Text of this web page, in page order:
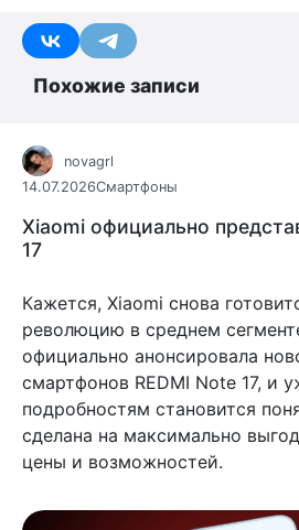
Похожие записи
novagrl
14.07.2026Смартфоны
Xiaomi официально
17
Кажется, Xiaomi снова
революцию в среднем
официально анонсировала
смартфонов REDMI Note 17, и
подробностям становится
сделана на максимально
цены и возможностей.